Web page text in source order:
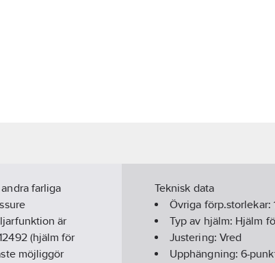
farliga
är
(hjälm för
möjliggör
Teknisk data
Övriga förp.storlekar:
Typ av hjälm: Hjälm
Justering: Vred
Upphängning:6-